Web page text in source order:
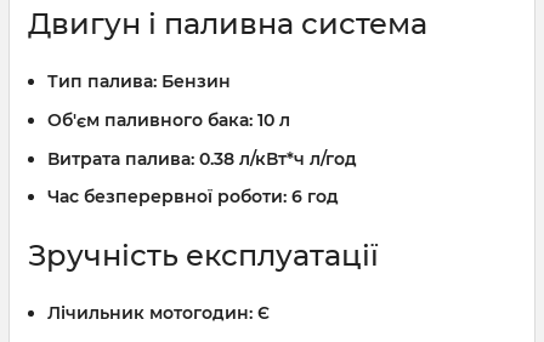
Двигун і паливна система
Тип палива: Бензин
Об'єм паливного бака: 10 л
Витрата палива: 0.38 л/кВт*ч л/год
Час безперервної роботи: 6 год
Зручність експлуатації
Лічильник мотогодин: Є